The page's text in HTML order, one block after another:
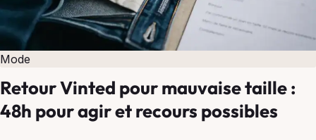
Mode
Retour Vinted pour mauvaise taille :
48h pour agir et recours possibles